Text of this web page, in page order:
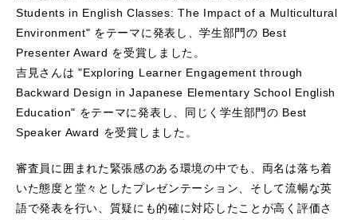
Students in English Classes: The Impact of a Multicultural
Environment" をテーマに発表し、学生部門の Best
Presenter Award を受賞しました。
吉見さんは "Exploring Learner Engagement through
Backward Design in Japanese Elementary School English
Education" をテーマに発表し、同じく学生部門の Best
Speaker Award を受賞しました。
審査員に囲まれた緊張感のある環境の中でも、両名は落ち着
いた態度と堂々としたプレゼンテーション、そして流暢な英
語で発表を行い、質疑にも的確に対応したことが高く評価さ